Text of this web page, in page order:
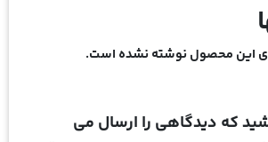
این محصول نوشته نشده است.
که دیدگاهی را ارسال می